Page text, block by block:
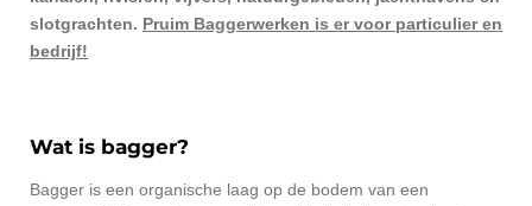
slotgrachten. Pruim Baggerwerken is er voor particulier en
bedrijf!
Wat is bagger?
Bagger is een organische laag op de bodem van een